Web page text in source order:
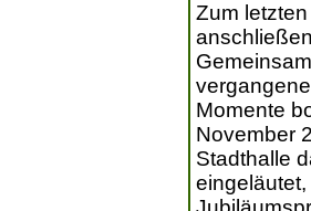
Zum
Momente
November
Stadthalle